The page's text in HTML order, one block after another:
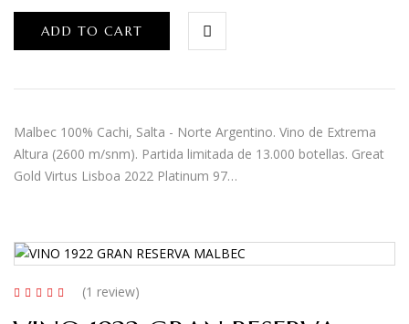
ADD TO CART
Malbec 100% Cachi, Salta - Norte Argentino. Vino de Extrema
Altura (2600 m/snm). Partida limitada de 13.000 botellas. Great
Gold Virtus Lisboa 2022 Platinum 97…
(1 review)